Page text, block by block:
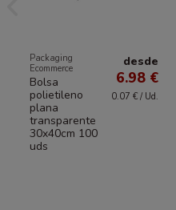
Packaging
Ecommerce
Bolsa
polietileno
plana
transparente
30x40cm 100
uds
desde
6.98 €
0.07 € / Ud.